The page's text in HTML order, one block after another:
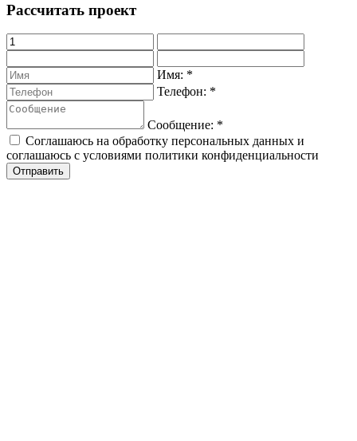
Рассчитать проект
Имя: *
Телефон: *
Сообщение: *
Соглашаюсь на обработку персональных данных и
соглашаюсь с условиями политики конфиденциальности